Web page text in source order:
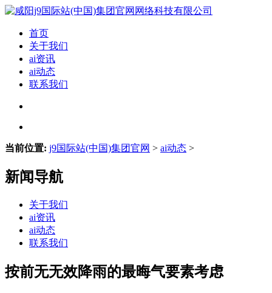
首页
关于我们
ai资讯
ai动态
联系我们
当前位置: j9国际站(中国)集团官网 > ai动态 >
新闻导航
关于我们
ai资讯
ai动态
联系我们
按前无无效降雨的最晦气要素考虑